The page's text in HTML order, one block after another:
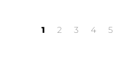
1 2 3 4 5